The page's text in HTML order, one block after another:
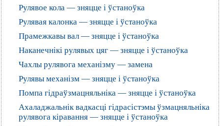
Рулявое кола — зняцце і ўстаноўка
Рулявая калонка — зняцце і ўстаноўка
Прамежкавы вал — зняцце і ўстаноўка
Наканечнікі рулявых цяг — зняцце і ўстаноўка
Чахлы рулявога механізму — замена
Рулявы механізм — зняцце і ўстаноўка
Помпа гідраўзмацняльніка — зняцце і ўстаноўка
Ахаладжальнік вадкасці гідрасістэмы ўзмацняльніка
рулявога кіравання — зняцце і ўстаноўка